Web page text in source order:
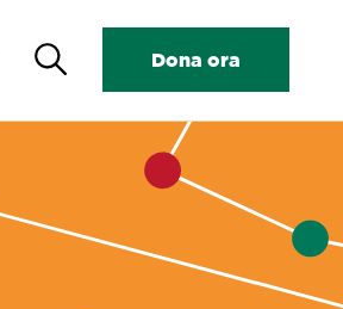
Search
Dona ora